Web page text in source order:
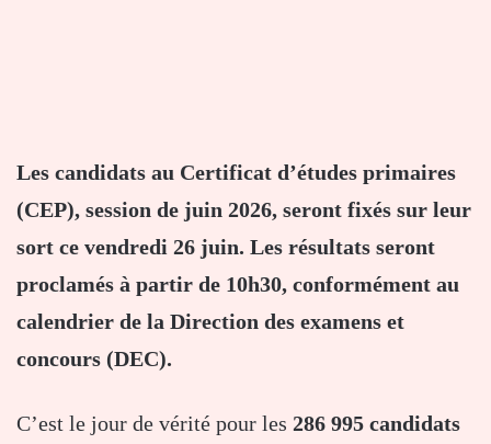
Les candidats au Certificat d’études primaires
(CEP), session de juin 2026, seront fixés sur leur
sort ce vendredi 26 juin. Les résultats seront
proclamés à partir de 10h30, conformément au
calendrier de la Direction des examens et
concours (DEC).
C’est le jour de vérité pour les 286 995 candidats